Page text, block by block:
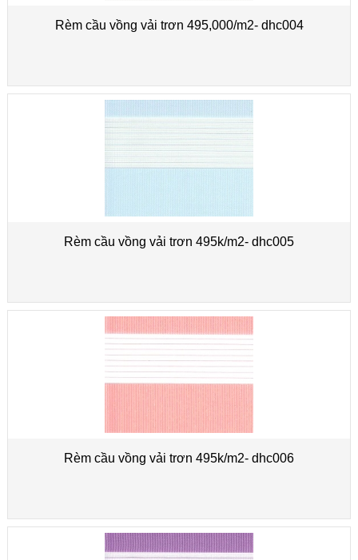
Rèm cầu vồng vải trơn 495,000/m2- dhc004
Rèm cầu vồng vải trơn 495k/m2- dhc005
Rèm cầu vồng vải trơn 495k/m2- dhc006